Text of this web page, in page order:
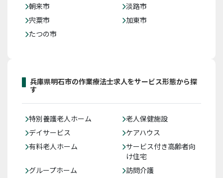
朝来市
淡路市
宍粟市
加東市
たつの市
兵庫県明石市の作業療法士求人をサービス形態から探
す
特別養護老人ホーム
老人保健施設
デイサービス
ケアハウス
有料老人ホーム
サービス付き高齢者向
け住宅
グループホーム
訪問介護